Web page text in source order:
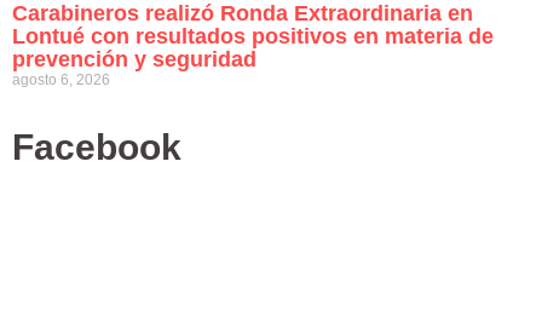
Carabineros realizó Ronda Extraordinaria en
Lontué con resultados positivos en materia de
prevención y seguridad
agosto 6, 2026
Facebook